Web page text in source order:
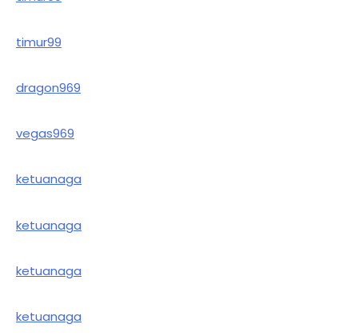
timur99
dragon969
vegas969
ketuanaga
ketuanaga
ketuanaga
ketuanaga